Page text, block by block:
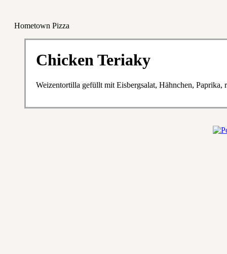
Hometown Pizza
Chicken Teriaky
Weizentortilla gefüllt mit Eisbergsalat, Hähnchen, Paprika,